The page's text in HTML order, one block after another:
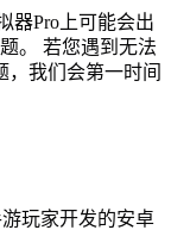
器Pro上可能会出
。 若您遇到无法
，我们会第一时间
玩家开发的安卓